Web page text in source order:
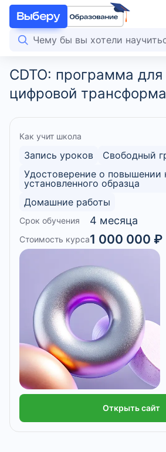
CDTO: программа
цифровой
Как учит школа
Запись уроков
Свободный
Удостоверение о повышении
установленного образца
Домашние работы
Срок обучения 4 месяца
Стоимость курса1 000 000 ₽
Открыть сайт